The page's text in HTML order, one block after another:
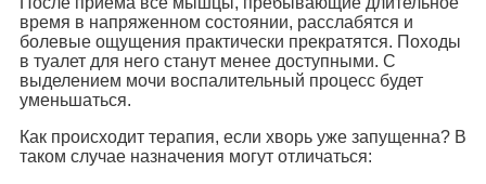
время в напряженном состоянии, расслабятся и
болевые ощущения практически прекратятся. Походы
в туалет для него станут менее доступными. С
выделением мочи воспалительный процесс будет
уменьшаться.
Как происходит терапия, если хворь уже запущенна? В
таком случае назначения могут отличаться: